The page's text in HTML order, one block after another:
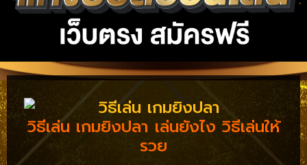
วิธีเล่น เกมยิงปลา เล่นยังไง วิธีเล่นให้
รวย